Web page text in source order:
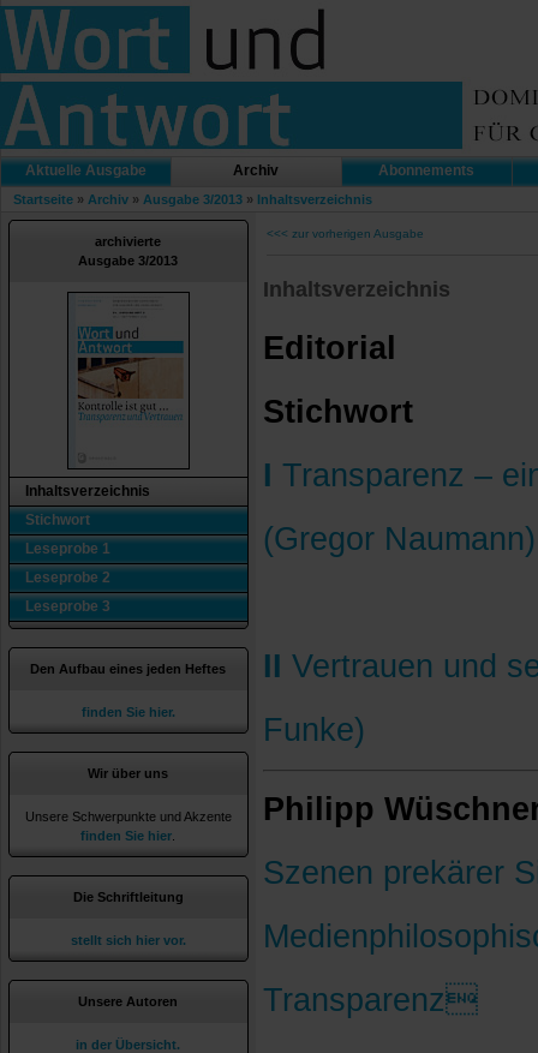
Aktuelle Ausgabe Archiv Abonnements
Startseite » Archiv » Ausgabe 3/2013 » Inhaltsverzeichnis
archivierte
Ausgabe 3/2013
Inhaltsverzeichnis
Stichwort
Leseprobe 1
Leseprobe 2
Leseprobe 3
Den Aufbau eines jeden Heftes
finden Sie hier.
Wir über uns
Unsere Schwerpunkte und Akzente
finden Sie hier
Die Schriftleitung
stellt sich hier vor.
Unsere Autoren
in der Übersicht.
<<< zur vorherigen Ausgabe
Inhaltsverzeichnis
Editorial
Stichwort
I Transparenz –
(Gregor Naumann)
II Vertrauen und
Funke)
Philipp
Szenen prekärer
Transparenz